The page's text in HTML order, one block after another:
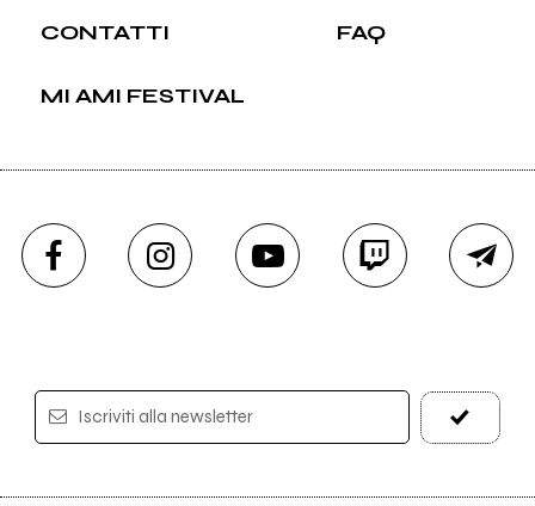
CONTATTI FAQ
MI AMI FESTIVAL
Iscriviti alla newsletter